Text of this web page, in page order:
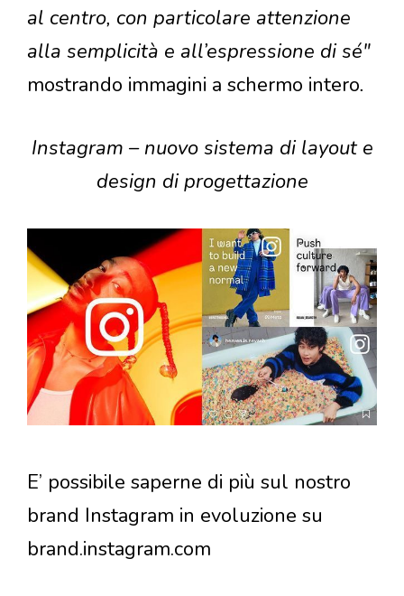
al centro, con particolare attenzione
alla semplicità e all’espressione di sé"
mostrando immagini a schermo intero.
Instagram – nuovo sistema di layout e
design di progettazione
E’ possibile saperne di più sul nostro
brand Instagram in evoluzione su
brand.instagram.com